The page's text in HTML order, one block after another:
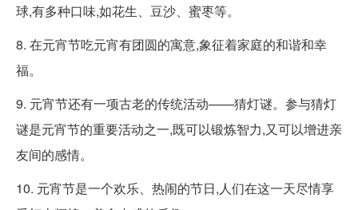
球,有多种口味,如花生、豆沙、蜜枣等。
8. 在元宵节吃元宵有团圆的寓意,象征着家庭的和谐和幸
福。
9. 元宵节还有一项古老的传统活动——猜灯谜。参与猜灯
谜是元宵节的重要活动之一,既可以锻炼智力,又可以增进亲
友间的感情。
10. 元宵节是一个欢乐、热闹的节日,人们在这一天尽情享